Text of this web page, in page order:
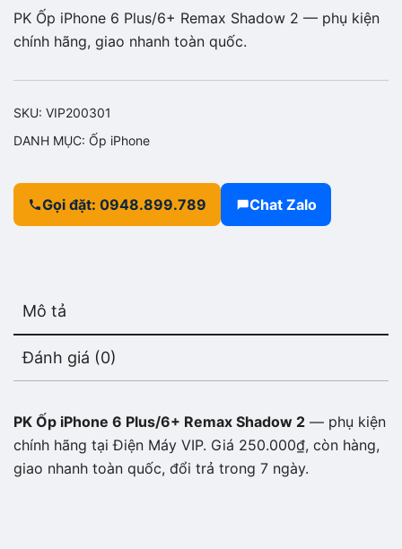
PK Ốp iPhone 6 Plus/6+ Remax Shadow 2 — phụ kiện
chính hãng, giao nhanh toàn quốc.
SKU: VIP200301
DANH MỤC: Ốp iPhone
Gọi đặt: 0948.899.789 Chat Zalo
Mô tả
Đánh giá (0)
PK Ốp iPhone 6 Plus/6+ Remax Shadow 2 — phụ kiện
chính hãng tại Điện Máy VIP. Giá 250.000₫, còn hàng,
giao nhanh toàn quốc, đổi trả trong 7 ngày.